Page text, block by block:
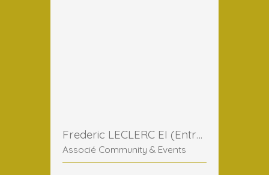
Frederic LECLERC EI (Entreprise Individuelle)
Associé Community & Events